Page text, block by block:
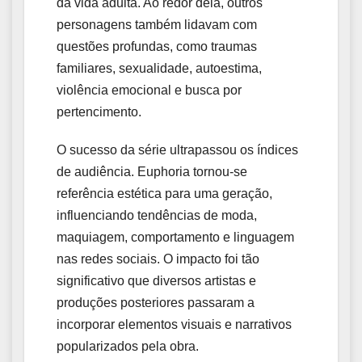
personagens também lidavam com
questões profundas, como traumas
familiares, sexualidade, autoestima,
violência emocional e busca por
pertencimento.
O sucesso da série ultrapassou os índices
de audiência. Euphoria tornou-se
referência estética para uma geração,
influenciando tendências de moda,
maquiagem, comportamento e linguagem
nas redes sociais. O impacto foi tão
significativo que diversos artistas e
produções posteriores passaram a
incorporar elementos visuais e narrativos
popularizados pela obra.